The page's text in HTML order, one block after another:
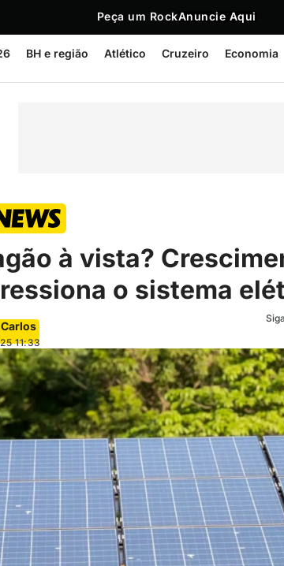
Peça um RockAnuncie Aqui
BH e região Atlético Cruzeiro Economia
à vista?
o sistema
11:33